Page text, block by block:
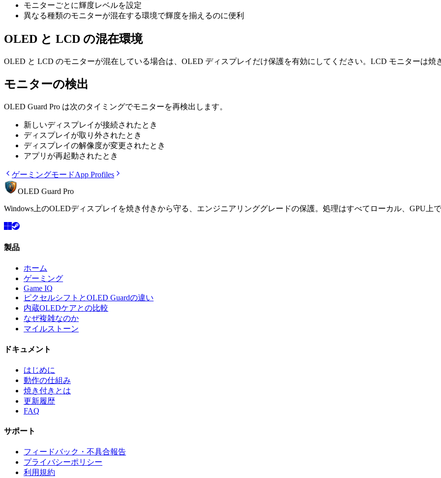
モニターごとに輝度レベルを設定
異なる種類のモニターが混在する環境で輝度を揃えるのに便利
OLED と LCD の混在環境
OLED と LCD のモニターが混在している場合は、OLED ディスプレイだけ保護を有効にしてください。LCD モニターは焼
モニターの検出
OLED Guard Pro は次のタイミングでモニターを再検出します。
新しいディスプレイが接続されたとき
ディスプレイが取り外されたとき
ディスプレイの解像度が変更されたとき
アプリが再起動されたとき
ゲーミングモードApp Profiles
OLED Guard Pro
Windows上のOLEDディスプレイを焼き付きから守る、エンジニアリンググレードの保護。処理はすべてローカル、GPU上
製品
ホーム
ゲーミング
Game IQ
ピクセルシフトとOLED Guardの違い
内蔵OLEDケアとの比較
なぜ複雑なのか
マイルストーン
ドキュメント
はじめに
動作の仕組み
焼き付きとは
更新履歴
FAQ
サポート
フィードバック・不具合報告
プライバシーポリシー
利用規約